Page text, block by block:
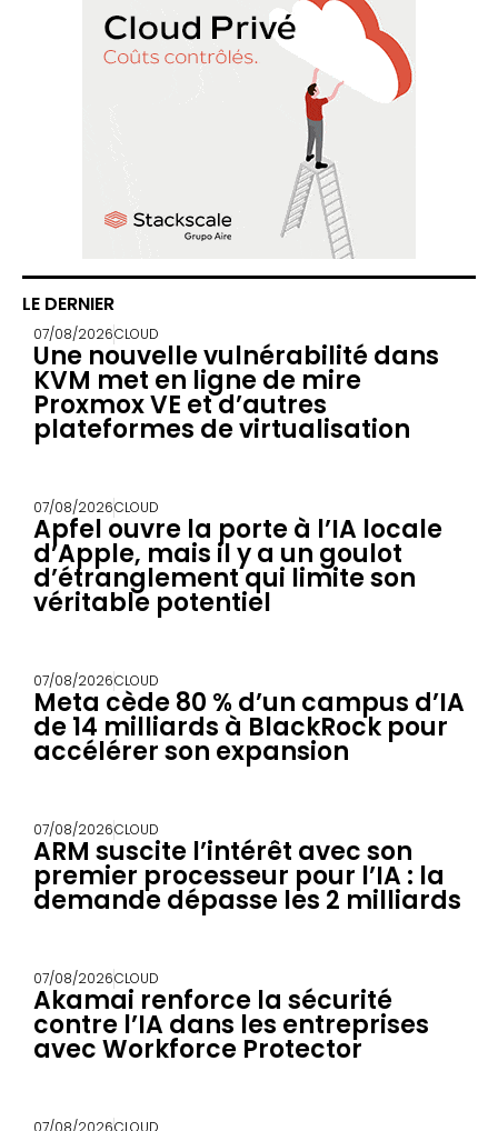
LE DERNIER
07/08/2026CLOUD
Une nouvelle vulnérabilité dans
KVM met en ligne de mire
Proxmox VE et d’autres
plateformes de virtualisation
07/08/2026CLOUD
Apfel ouvre la porte à l’IA locale
d’Apple, mais il y a un goulot
d’étranglement qui limite son
véritable potentiel
07/08/2026CLOUD
Meta cède 80 % d’un campus d’IA
de 14 milliards à BlackRock pour
accélérer son expansion
07/08/2026CLOUD
ARM suscite l’intérêt avec son
premier processeur pour l’IA : la
demande dépasse les 2 milliards
07/08/2026CLOUD
Akamai renforce la sécurité
contre l’IA dans les entreprises
avec Workforce Protector
07/08/2026CLOUD